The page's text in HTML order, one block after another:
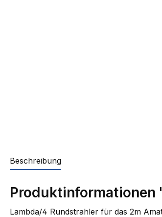
Beschreibung
Produktinformationen
Lambda/4 Rundstrahler für das 2m